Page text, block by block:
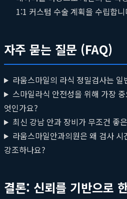
1:1 커스텀 수술 계획을 수립합
자주 묻는 질문 (FAQ)
라움스마일의 라식 정밀검사는
스마일라식 안전성을 위해 가장
엇인가요?
최신 강남 안과 장비가 무조건 좋
라움스마일안과의원은 왜 검사
강조하나요?
결론: 신뢰를 기반으로